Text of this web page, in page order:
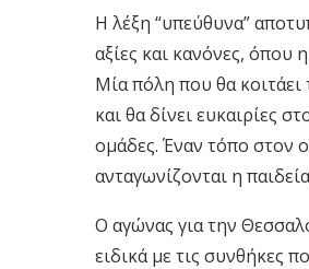
Η λέξη “υπεύθυνα”
αξίες και κανόνες, όπου
Μία πόλη που θα
και θα δίνει ευκαιρίες
ομάδες. Έναν τόπο στον
ανταγωνίζονται η
Ο αγώνας για την
ειδικά με τις συνθήκες